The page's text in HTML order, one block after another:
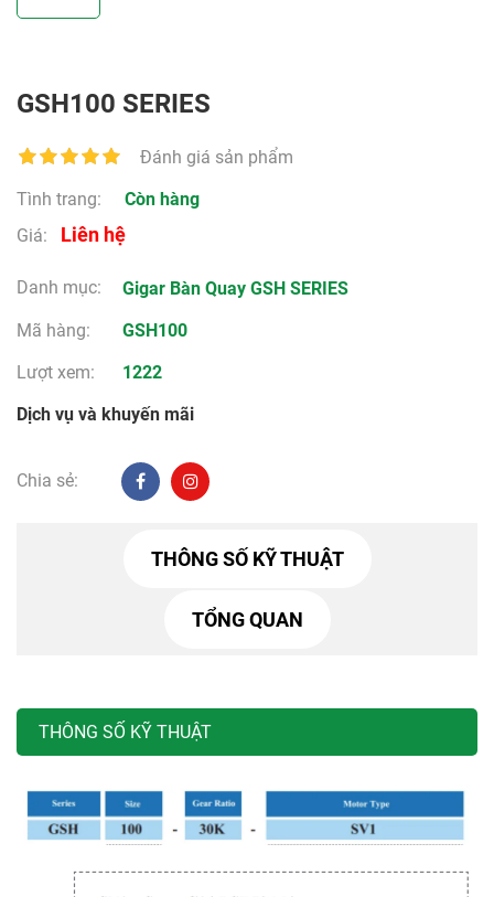
GSH100 SERIES
Đánh giá sản phẩm
Tình trang:
Còn hàng
Giá:
Liên hệ
Danh mục: Gigar Bàn Quay GSH SERIES
Mã hàng:
GSH100
Lượt xem:
1222
Dịch vụ và khuyến mãi
Chia sẻ:
THÔNG SỐ KỸ THUẬT
TỔNG QUAN
THÔNG SỐ KỸ THUẬT